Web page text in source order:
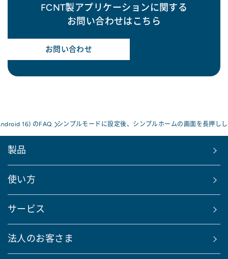
FCNT製アプリケーションに関する
お問い合わせはこちら
お問い合わせ
16) のFAQ シンプルモードに設定後、シンプルホームの画面を長押し
製品
使い方
サービス
法人のお客さま